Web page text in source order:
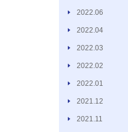
2022.06
2022.04
2022.03
2022.02
2022.01
2021.12
2021.11